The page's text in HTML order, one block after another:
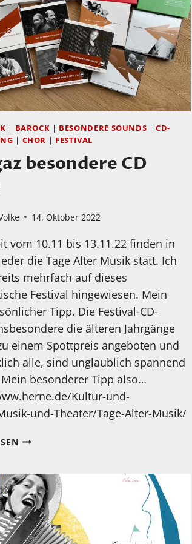
| BAROCK | BESONDERE SOUNDS |CD-
| CHOR | FESTIVAL
besondere CD
14. Oktober 2022
vom 10.11 bis 13.11.22 finden in
die Tage Alter Musik statt. Ich
mehrfach auf dieses
Festival hingewiesen. Mein
Tipp. Die Festival-CD-
die älteren Jahrgänge
einem Spottpreis angeboten und
alle, sind unglaublich spannend
besonderer Tipp also…
Kultur-und-
und-Theater/Tage-Alter-Musik/
DER
CD
TIPP!